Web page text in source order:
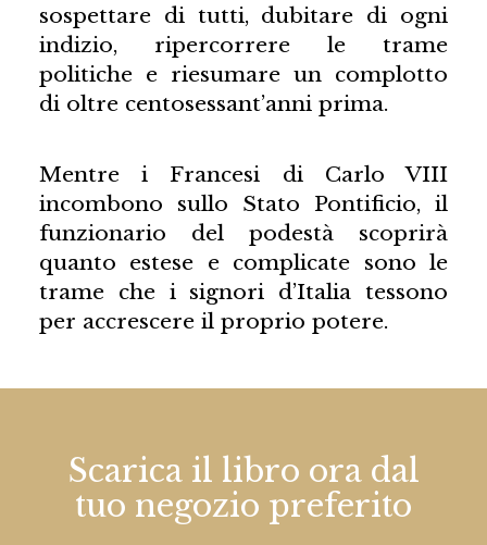
sospettare di tutti, dubitare di ogni
indizio, ripercorrere le trame
politiche e riesumare un complotto
di oltre centosessant’anni prima.
Mentre i Francesi di Carlo VIII
incombono sullo Stato Pontificio, il
funzionario del podestà scoprirà
quanto estese e complicate sono le
trame che i signori d’Italia tessono
per accrescere il proprio potere.
Scarica il libro ora dal
tuo negozio preferito